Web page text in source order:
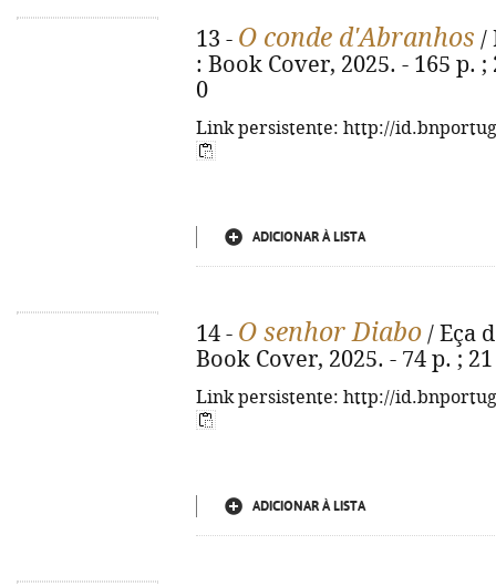
13 - O conde d'Abranhos /
: Book Cover, 2025. - 165 p. ;
0
Link persistente: http://
ADICIONAR À LISTA
14 - O senhor Diabo / Eça
Book Cover, 2025. - 74 p. ;
Link persistente: http://
ADICIONAR À LISTA